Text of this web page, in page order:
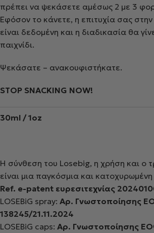
πρέπει να ψεκάσετε αμέσως 2 με 3
Εφόσον το κάνετε, η επιτυχία σας
είναι δεδομένη και η διαδικασία θα
παιχνίδι.
Ψεκάσατε – ανακουφιστήκατε.
STOP SNACKING NOW!
30ml / 1oz
Η σύνθεση του Losebig, η χρήση και ο
είναι μια παγκόσμια και
Ref. e-patent ευρεσιτεχνίας
LOSEBiG spray: Αρ. Γνωστοποίησης
138245/21.11.2024
LOSEBiG caps: Αρ. Γνωστοποίησης